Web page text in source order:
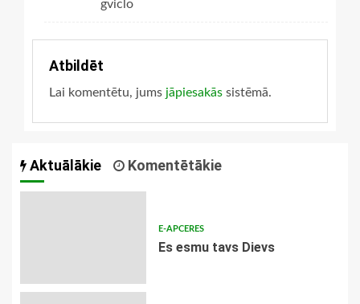
gviclo
Atbildēt
Lai komentētu, jums jāpiesakās sistēmā.
Aktuālākie Komentētākie
E-APCERES
Es esmu tavs Dievs